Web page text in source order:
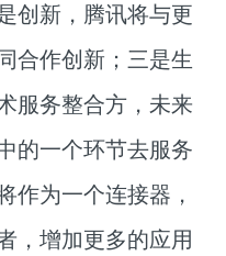
创新，腾讯将与更
合作创新；三是生
服务整合方，未来
的一个环节去服务
作为一个连接器，
，增加更多的应用